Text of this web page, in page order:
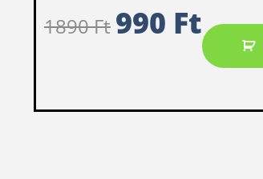
1890Ft 990 Ft